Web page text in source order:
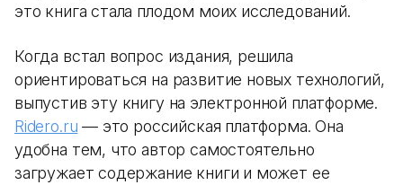
это книга стала плодом моих исследований.
Когда встал вопрос издания, решила
ориентироваться на развитие новых технологий,
выпустив эту книгу на электронной платформе.
Ridero.ru — это российская платформа. Она
удобна тем, что автор самостоятельно
загружает содержание книги и может ее